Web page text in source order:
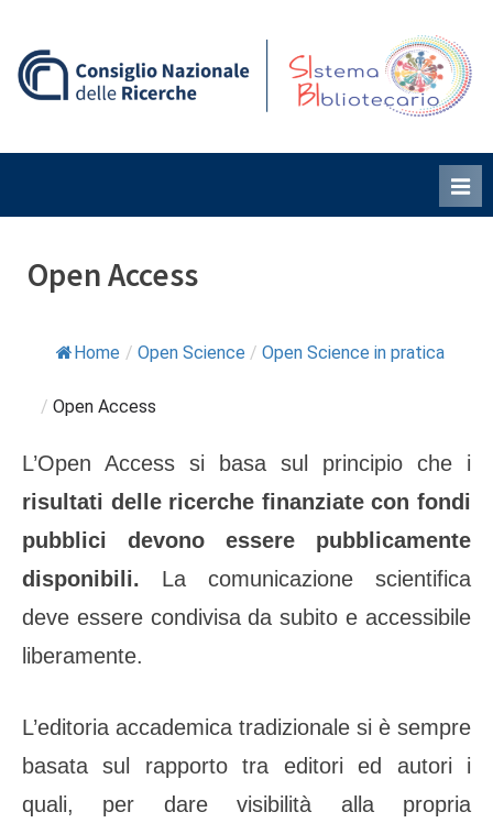
content
i
Open Access
Home / Open Science / Open Science in pratica
/ Open Access
L’Open Access si basa sul principio che i
risultati delle ricerche finanziate con fondi
pubblici devono essere pubblicamente
disponibili. La comunicazione scientifica
deve essere condivisa da subito e accessibile
liberamente.
L’editoria accademica tradizionale si è sempre
basata sul rapporto tra editori ed autori i
quali, per dare visibilità alla propria